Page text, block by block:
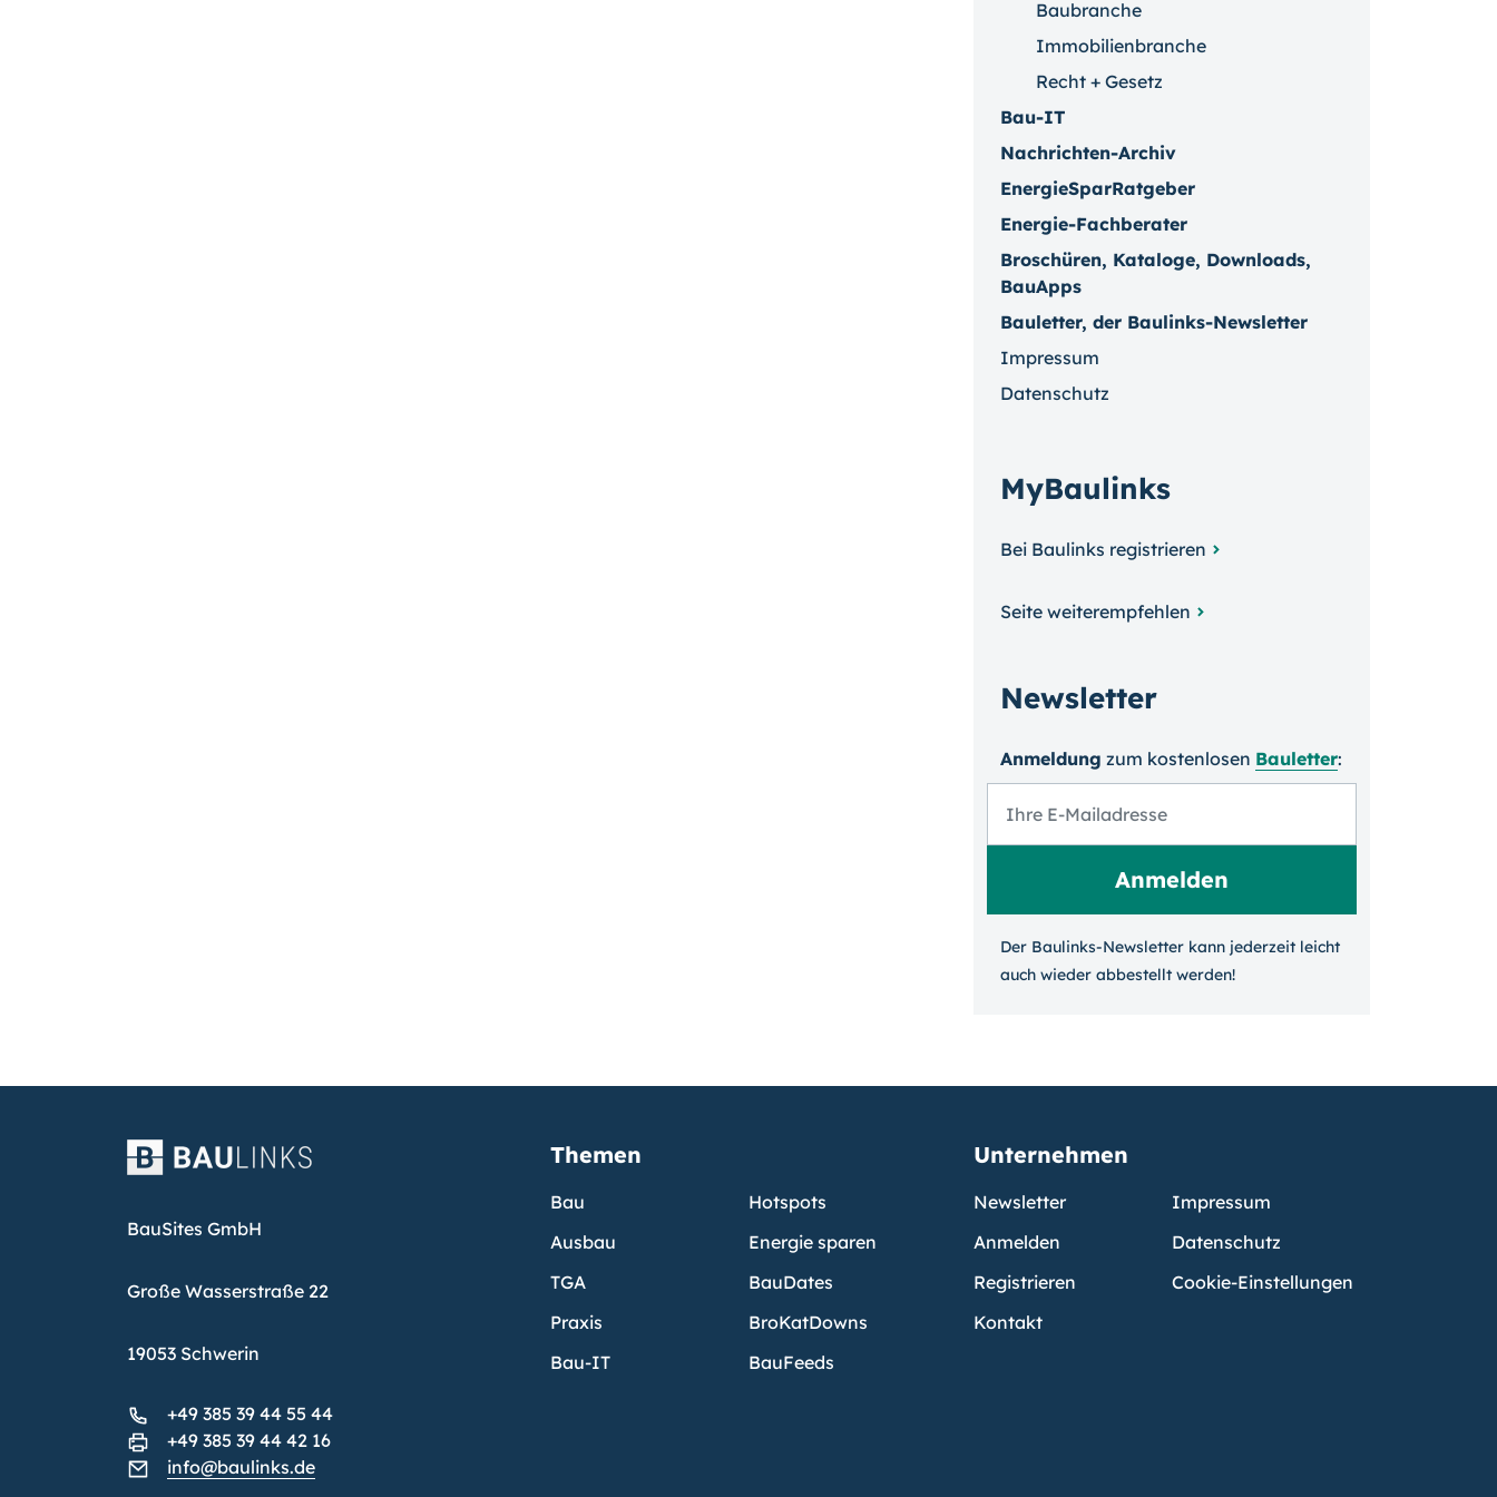
Baubranche
Immobilienbranche
Recht + Gesetz
Bau-IT
Nachrichten-Archiv
EnergieSparRatgeber
Energie-Fachberater
Broschüren, Kataloge, Downloads,
BauApps
Bauletter, der Baulinks-Newsletter
Impressum
Datenschutz
MyBaulinks
Bei Baulinks registrieren
Seite weiterempfehlen
Newsletter
Anmeldung zum kosten­losen Bauletter:
Der Baulinks-Newsletter kann jeder­zeit leicht
auch wieder ab­bestellt werden!
BauSites GmbH
Große Wasserstraße 22
19053 Schwerin
+49 385 39 44 55 44
+49 385 39 44 42 16
info@baulinks.de
Themen
Bau
Ausbau
TGA
Praxis
Bau-IT
Hotspots
Energie sparen
BauDates
BroKatDowns
BauFeeds
Unternehmen
Newsletter
Anmelden
Registrieren
Kontakt
Impressum
Datenschutz
Cookie-Einstellungen